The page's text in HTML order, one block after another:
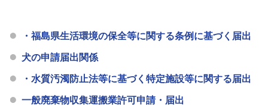
・福島県生活環境の保全等に関する条例に基づく届出
犬の申請届出関係
・水質汚濁防止法等に基づく特定施設等に関する届出
一般廃棄物収集運搬業許可申請・届出